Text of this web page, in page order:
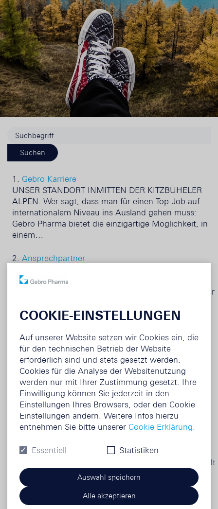
1. Gebro Karriere
UNSER STANDORT INMITTEN DER KITZBÜHELER
ALPEN. Wer sagt, dass man für einen Top-Job auf
internationalem Niveau ins Ausland gehen muss:
Gebro Pharma bietet die einzigartige Möglichkeit, in
einem…
2. Ansprechpartner
Unser erfahrenes Gegenüber im
Bewerbungsgespräch: Mag. Katharina Ullmann ist für
ein…
Lehre
LABORTECHNIK Ein spannendes Tätigkeitsfeld, das
von entscheidender Bedeutung für die Qualität,
Sicherheit und Wirksamkeit von pharmazeutischen
Produkten ist: Unsere Labortechnik erfordert…
Stellenangebote
AKTUELLE STELLENANGEBOTE:
Herstellung einer Tablette Der Herstellungsprozess
von Arzneimitteln und medizinischen Produkten spielt
eine ganz zentrale Rolle. Das beginnt bei ihrer
Formulierung und Herstellung – inklusive…
COOKIE-EINSTELLUNGEN
Auf unserer Website setzen wir Cookies ein, die
für den technischen Betrieb der Website
erforderlich sind und stets gesetzt werden.
Cookies für die Analyse der Websitenutzung
werden nur mit Ihrer Zustimmung gesetzt. Ihre
Einwilligung können Sie jederzeit in den
Einstellungen Ihres Browsers, oder den Cookie
Einstellungen ändern. Weitere Infos hierzu
entnehmen Sie bitte unserer Cookie Erklärung.
Essentiell Statistiken
Auswahl speichern
Alle akzeptieren